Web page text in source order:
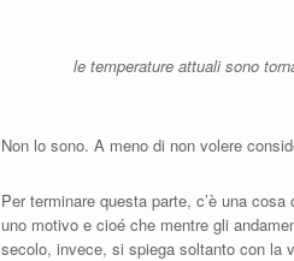
le temperature attuali sono
Non lo sono. A meno di non volere
Per terminare questa parte, c’è una
uno motivo e cioé che mentre gli
secolo, invece, si spiega soltanto con la